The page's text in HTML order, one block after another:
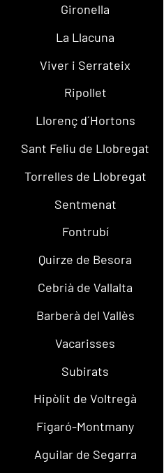
Gironella
La Llacuna
Viver i Serrateix
Ripollet
Llorenç d´Hortons
Sant Feliu de Llobregat
Torrelles de Llobregat
Sentmenat
Fontrubí
Quirze de Besora
Cebrià de Vallalta
Barberà del Vallès
Vacarisses
Subirats
Hipòlit de Voltregà
Figaró-Montmany
Aguilar de Segarra